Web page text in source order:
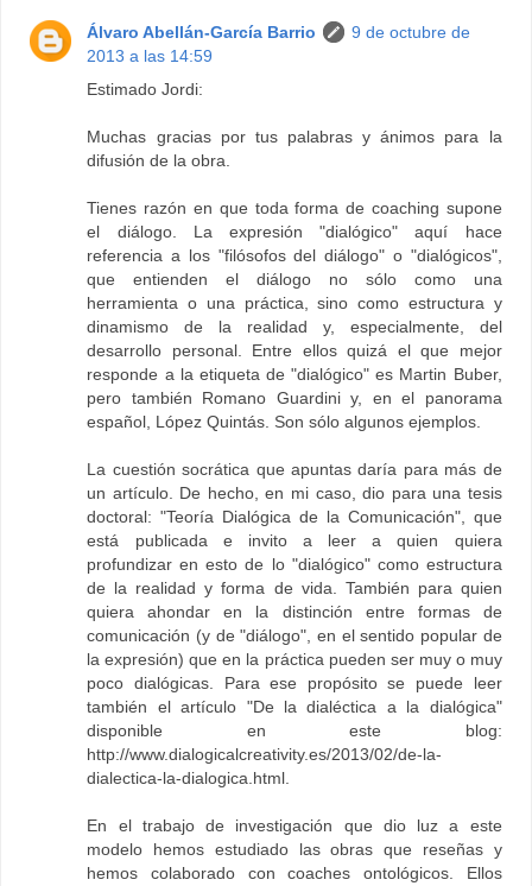
Álvaro Abellán-García Barrio
9 de octubre de
2013 a las 14:59
Estimado Jordi:
Muchas gracias por tus palabras y ánimos para la
difusión de la obra.
Tienes razón en que toda forma de coaching supone
el diálogo. La expresión "dialógico" aquí hace
referencia a los "filósofos del diálogo" o "dialógicos",
que entienden el diálogo no sólo como una
herramienta o una práctica, sino como estructura y
dinamismo de la realidad y, especialmente, del
desarrollo personal. Entre ellos quizá el que mejor
responde a la etiqueta de "dialógico" es Martin Buber,
pero también Romano Guardini y, en el panorama
español, López Quintás. Son sólo algunos ejemplos.
La cuestión socrática que apuntas daría para más de
un artículo. De hecho, en mi caso, dio para una tesis
doctoral: "Teoría Dialógica de la Comunicación", que
está publicada e invito a leer a quien quiera
profundizar en esto de lo "dialógico" como estructura
de la realidad y forma de vida. También para quien
quiera ahondar en la distinción entre formas de
comunicación (y de "diálogo", en el sentido popular de
la expresión) que en la práctica pueden ser muy o muy
poco dialógicas. Para ese propósito se puede leer
también el artículo "De la dialéctica a la dialógica"
disponible en este blog:
http://www.dialogicalcreativity.es/2013/02/de-la-
dialectica-la-dialogica.html.
En el trabajo de investigación que dio luz a este
modelo hemos estudiado las obras que reseñas y
hemos colaborado con coaches ontológicos. Ellos